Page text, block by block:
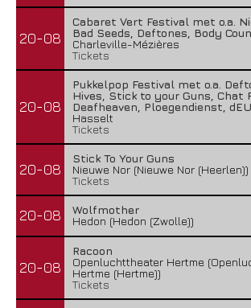
20-08
Cabaret Vert Festival met o.a.
Bad Seeds, Deftones, Body
Charleville-Mézières
Tickets
20-08
Pukkelpop Festival met o.a.
Hives, Stick to your Guns, Chat
Deafheaven, Ploegendienst,
Hasselt
Tickets
20-08
Stick To Your Guns
Nieuwe Nor (Nieuwe Nor (Heerlen))
Tickets
20-08
Wolfmother
Hedon (Hedon (Zwolle))
20-08
Racoon
Openluchttheater Hertme
Hertme (Hertme))
Tickets